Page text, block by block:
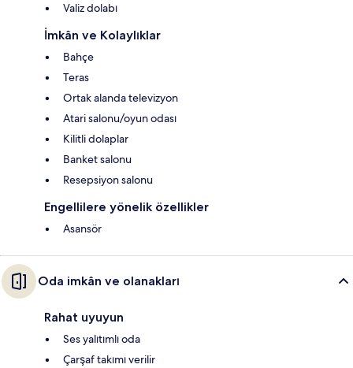
Valiz dolabı
İmkân ve Kolaylıklar
Bahçe
Teras
Ortak alanda televizyon
Atari salonu/oyun odası
Kilitli dolaplar
Banket salonu
Resepsiyon salonu
Engellilere yönelik özellikler
Asansör
Oda imkân ve olanakları
Rahat uyuyun
Ses yalıtımlı oda
Çarşaf takımı verilir